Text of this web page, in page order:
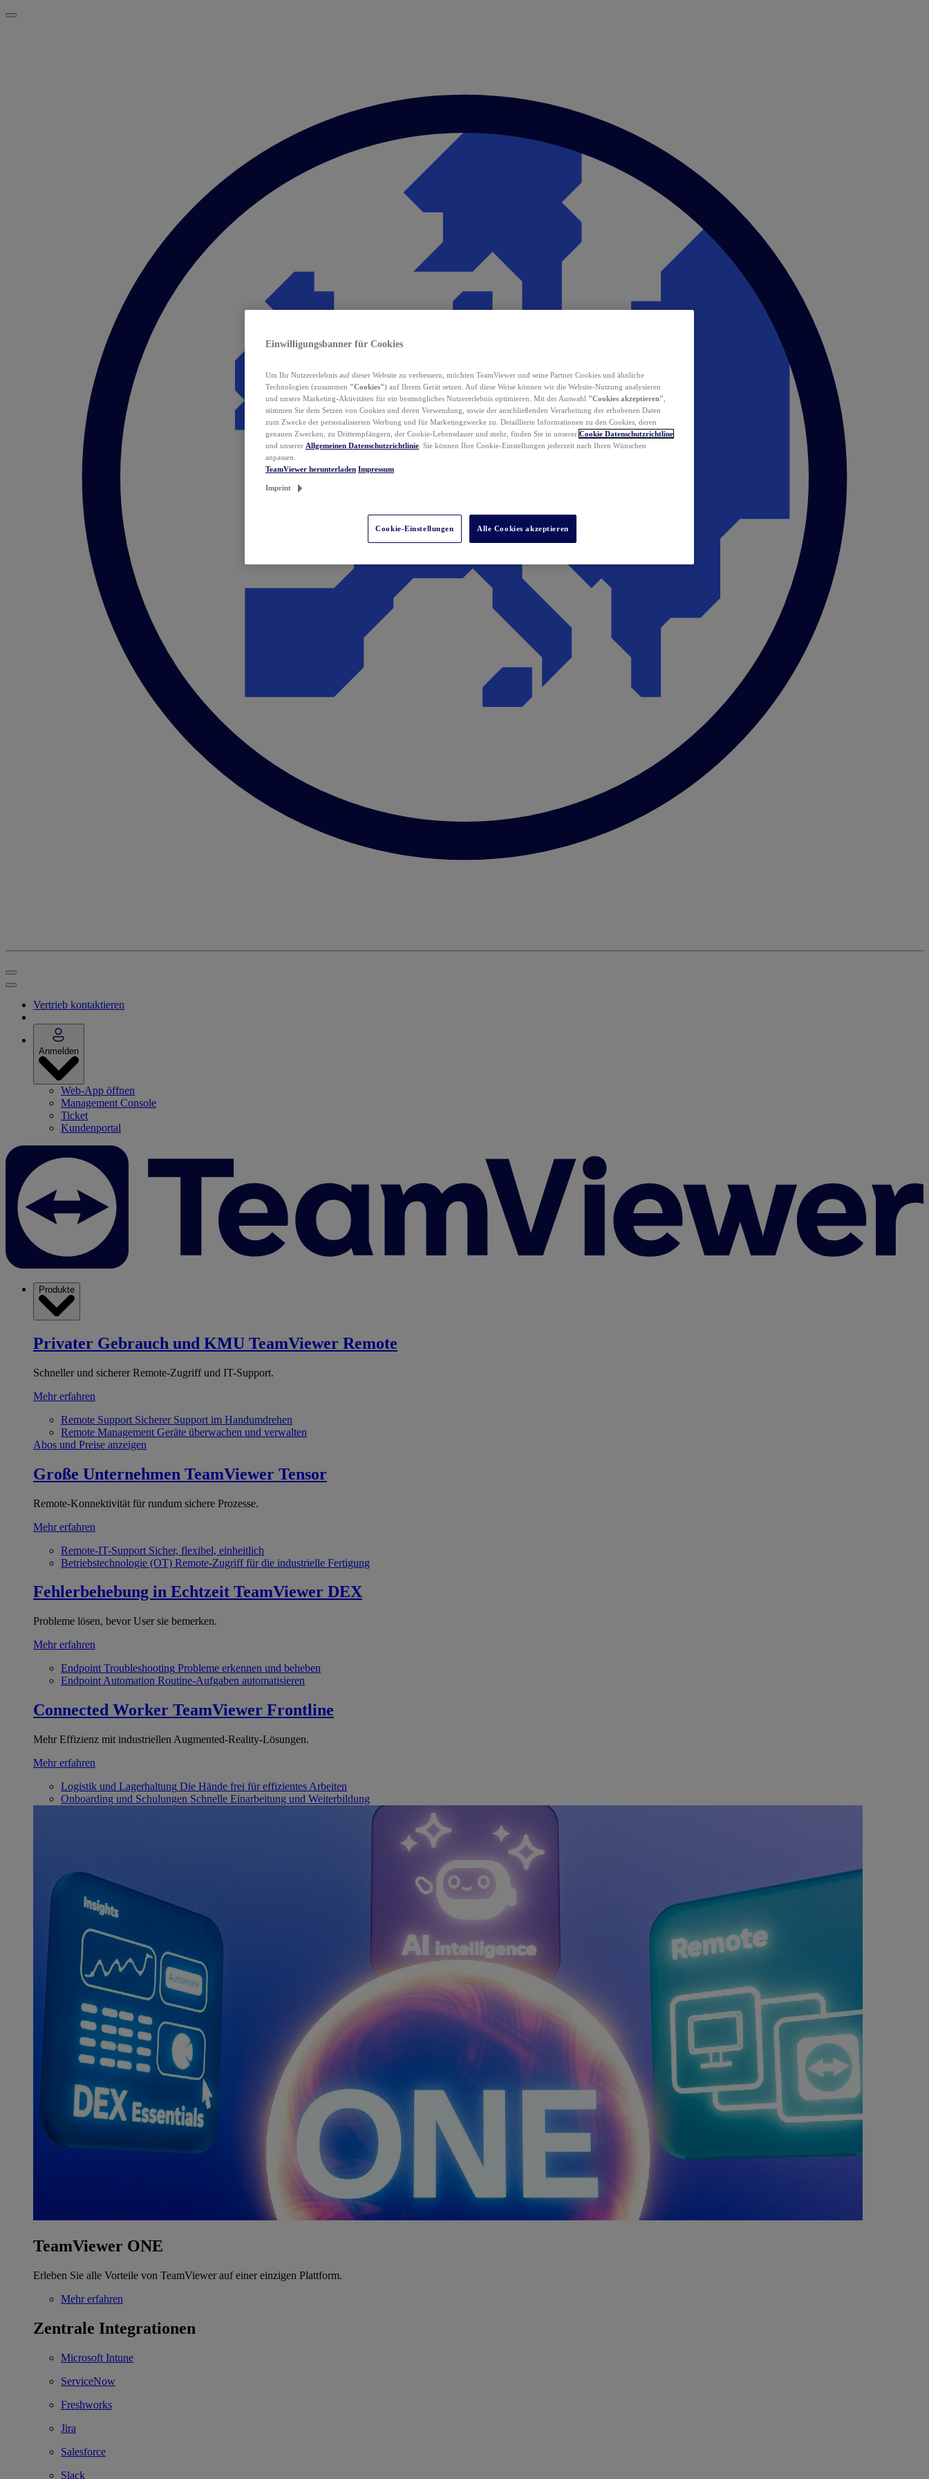
Vertrieb kontaktieren
Anmelden
Web-App öffnen
Management Console
Ticket
Kundenportal
Produkte
Privater Gebrauch und KMU TeamViewer Remote
Schneller und sicherer Remote-Zugriff und IT-Support.
Mehr erfahren
Remote Support Sicherer Support im Handumdrehen
Remote Management Geräte überwachen und verwalten
Abos und Preise anzeigen
Große Unternehmen TeamViewer Tensor
Remote-Konnektivität für rundum sichere Prozesse.
Mehr erfahren
Remote-IT-Support Sicher, flexibel, einheitlich
Betriebstechnologie (OT) Remote-Zugriff für die industrielle Fertigung
Fehlerbehebung in Echtzeit TeamViewer DEX
Probleme lösen, bevor User sie bemerken.
Mehr erfahren
Endpoint Troubleshooting Probleme erkennen und beheben
Endpoint Automation Routine-Aufgaben automatisieren
Connected Worker TeamViewer Frontline
Mehr Effizienz mit industriellen Augmented-Reality-Lösungen.
Mehr erfahren
Logistik und Lagerhaltung Die Hände frei für effizientes Arbeiten
Onboarding und Schulungen Schnelle Einarbeitung und Weiterbildung
TeamViewer ONE
Erleben Sie alle Vorteile von TeamViewer auf einer einzigen Plattform.
Mehr erfahren
Zentrale Integrationen
Microsoft Intune
ServiceNow
Freshworks
Jira
Salesforce
Slack
Einwilligungsbanner für Cookies
Um Ihr Nutzererlebnis auf dieser Website zu verbessern, möchten TeamViewer und seine Partner Cookies und ähnliche
Technologien (zusammen "Cookies") auf Ihrem Gerät setzen. Auf diese Weise können wir die Website-Nutzung analysieren
und unsere Marketing-Aktivitäten für ein bestmögliches Nutzererlebnis optimieren. Mit der Auswahl "Cookies akzeptieren"
stimmen Sie dem Setzen von Cookies und deren Verwendung, sowie der anschließenden Verarbeitung der erhobenen Daten
zum Zwecke der personalisierten Werbung und für Marketingzwecke zu. Detaillierte Informationen zu den Cookies, deren
genauen Zwecken, zu Drittempfängern, der Cookie-Lebensdauer und mehr, finden Sie in unserer Cookie Datenschutzrichtline
und unserer Allgemeinen Datenschutzrichtlinie . Sie können Ihre Cookie-Einstellungen jederzeit nach Ihren Wünschen
anpassen.
TeamViewer herunterladen Impressum
Imprint
Cookie-Einstellungen Alle Cookies akzeptieren